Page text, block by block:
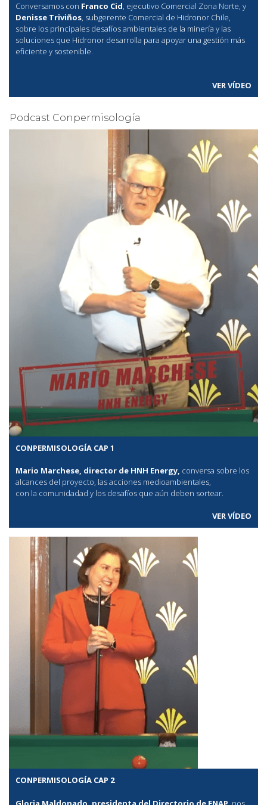
Conversamos con Franco Cid, ejecutivo Comercial Zona Norte, y
Denisse Triviños, subgerente Comercial de Hidronor Chile,
sobre los principales desafíos ambientales de la minería y las
soluciones que Hidronor desarrolla para apoyar una gestión más
eficiente y sostenible.
VER VÍDEO
Podcast Conpermisología
CONPERMISOLOGÍA CAP 1
Mario Marchese, director de HNH Energy, conversa sobre los
alcances del proyecto, las acciones medioambientales,
con la comunidadad y los desafíos que aún deben sortear.
VER VÍDEO
CONPERMISOLOGÍA CAP 2